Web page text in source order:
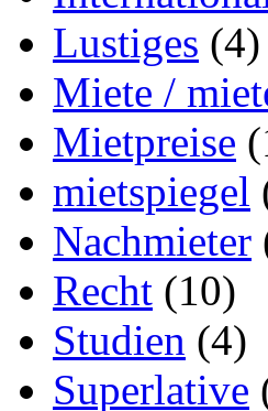
Lustiges (4)
Miete /
Mietpreise
mietspiegel
Nachmieter
Recht (10)
Studien (4)
Superlative